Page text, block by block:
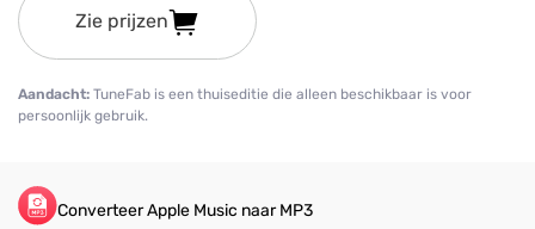
Zie prijzen
Aandacht: TuneFab is een thuiseditie die alleen beschikbaar is voor
persoonlijk gebruik.
Converteer Apple Music naar MP3